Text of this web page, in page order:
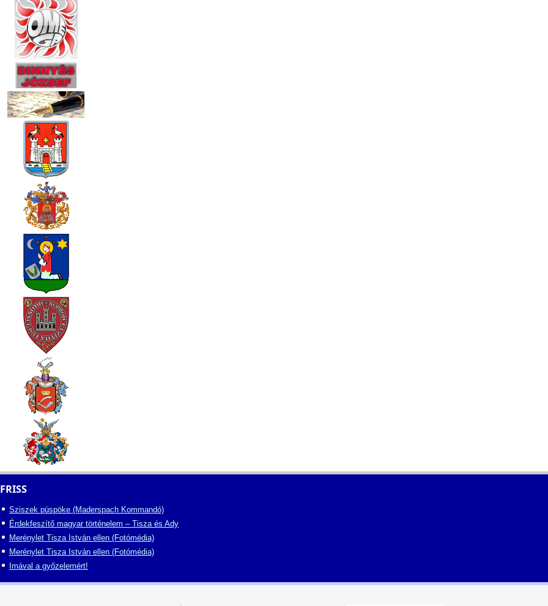
FRISS
Sziszek püspöke (Maderspach Kommandó)
Érdekfeszítő magyar történelem – Tisza és Ady
Merénylet Tisza István ellen (Fotómédia)
Merénylet Tisza István ellen (Fotómédia)
Imával a győzelemért!